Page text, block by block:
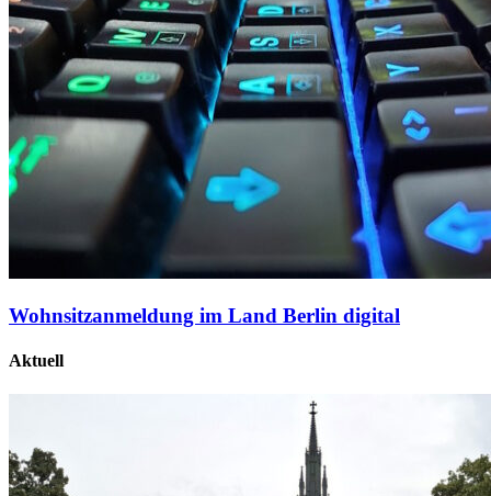
Wohnsitzanmeldung im Land Berlin digital
Aktuell